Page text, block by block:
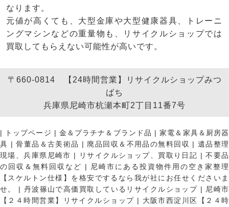
なります。
元値が高くても、大型金庫や大型健康器具、トレーニ
ングマシンなどの重量物も、リサイクルショップでは
買取してもらえない可能性が高いです。
〒660-0814 【24時間営業】リサイクルショップみつ
ばち
兵庫県尼崎市杭瀬本町2丁目11番7号
| トップページ | 金＆プラチナ＆ブランド品 |家電＆家具＆厨房器
具 |骨董品＆古美術品 | 廃品回収＆不用品の無料回収 | 遺品整理
現場、兵庫県尼崎市 | リサイクルショップ、買取り日記 |不要品
の回収＆無料回収など |
尼崎市にある投資物件用の空き家整理
【スケルトン仕様】を格安でするなら我が社にお任せくださいま
せ。
| 丹波篠山で高価買取しているリサイクルショップ | 尼崎市
【２４時間営業】リサイクルショップ | 大阪市西淀川区【２４時